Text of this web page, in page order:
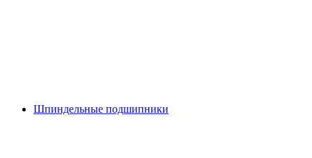
Шпиндельные подшипники